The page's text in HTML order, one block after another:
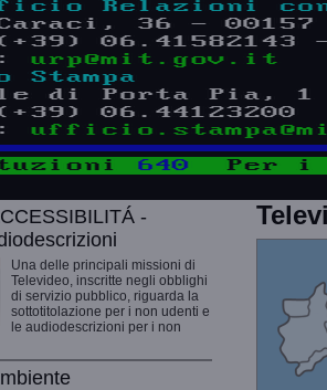
-
Una delle principali missioni di
Televideo, inscritte negli obblighi
di servizio pubblico, riguarda la
sottotitolazione per i non udenti e
le audiodescrizioni per i non